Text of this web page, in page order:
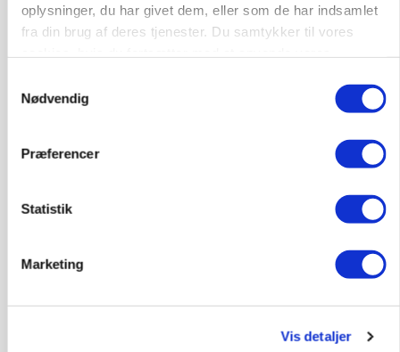
oplysninger, du har givet dem, eller som de har indsamlet
fra din brug af deres tjenester. Du samtykker til vores
Nødvendig
Præferencer
Statistik
Marketing
Vis detaljer
protestgruppe vil demonstrere mod ny